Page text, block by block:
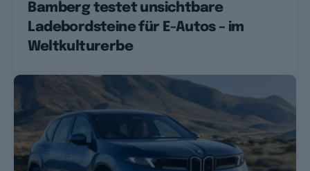
Bamberg testet unsichtbare
Ladebordsteine für E-Autos – im
Weltkulturerbe